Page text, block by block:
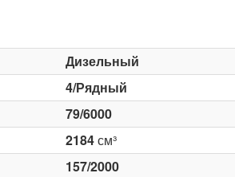
Дизельный
4/Рядный
79/6000
2184см³
157/2000